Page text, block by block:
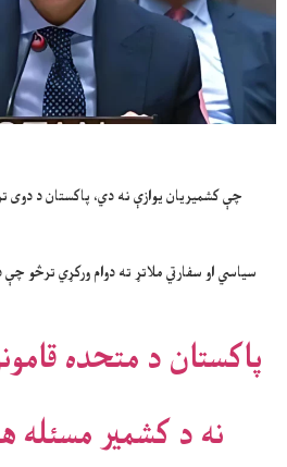
چې کشمیریان یوازې نه دي، پاکستان د دوی
سیاسي او سفارتي ملاتړ ته دوام ورکړي ترڅو
پاکستان د متحده
نه د کشمير مسئله